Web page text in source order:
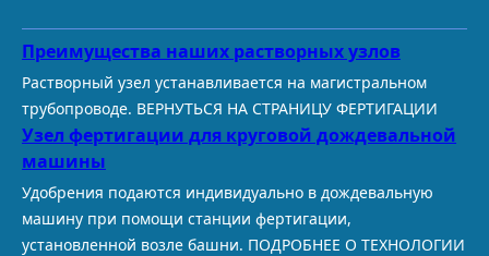
s
t
m
Преимущества наших растворных узлов
Растворный узел устанавливается на магистральном
трубопроводе. ВЕРНУТЬСЯ НА СТРАНИЦУ ФЕРТИГАЦИИ
Узел фертигации для круговой дождевальной
машины
Удобрения подаются индивидуально в дождевальную
машину при помощи станции фертигации,
установленной возле башни. ПОДРОБНЕЕ О ТЕХНОЛОГИИ